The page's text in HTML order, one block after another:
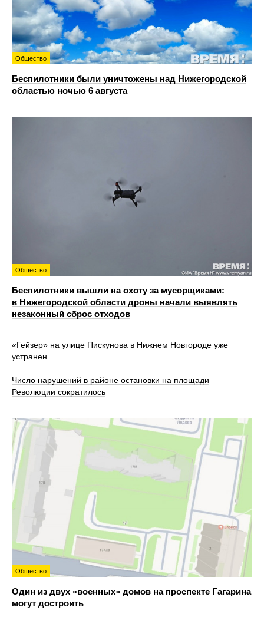
Общество
Беспилотники были уничтожены над Нижегородской
областью ночью 6 августа
Общество
Беспилотники вышли на охоту за мусорщиками:
в Нижегородской области дроны начали выявлять
незаконный сброс отходов
«Гейзер» на улице Пискунова в Нижнем Новгороде уже
устранен
Число нарушений в районе остановки на площади
Революции сократилось
Общество
Один из двух «военных» домов на проспекте Гагарина
могут достроить